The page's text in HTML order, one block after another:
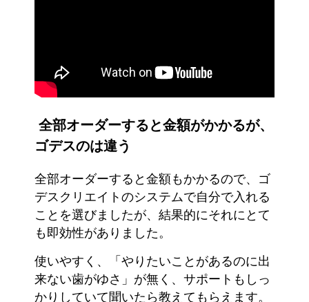
全部オーダーすると金額がかかるが、
ゴデスのは違う
全部オーダーすると金額もかかるので、ゴ
デスクリエイトのシステムで自分で入れる
ことを選びましたが、結果的にそれにとて
も即効性がありました。
使いやすく、「やりたいことがあるのに出
来ない歯がゆさ」が無く、サポートもしっ
かりしていて聞いたら教えてもらえます。